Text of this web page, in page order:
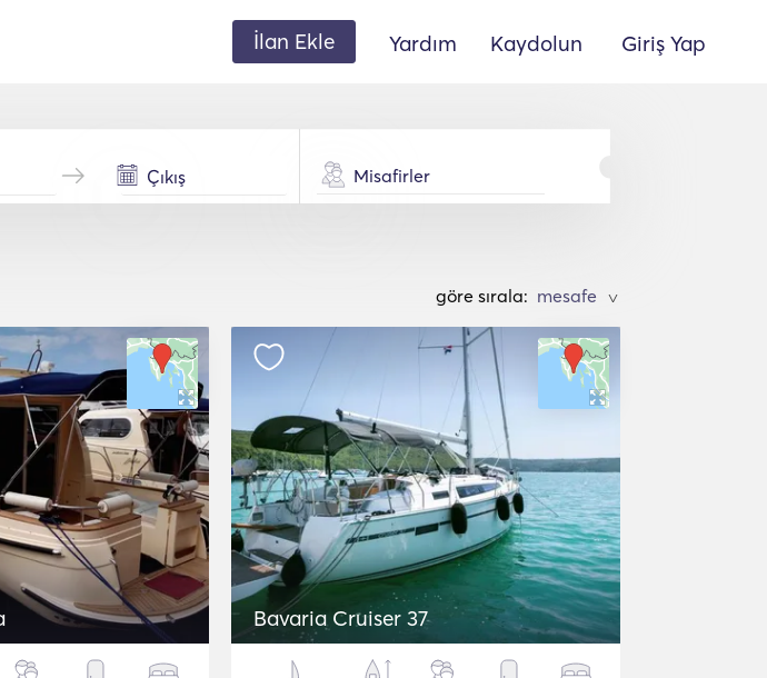
İlan Ekle Yardım Kaydolun Giriş Yap
Misafirler
göre sırala: >
Bavaria Cruiser 37